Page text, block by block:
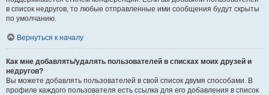
в список недругов, то любые отправленные ими сообщения будут скрыты
по умолчанию.
Вернуться к началу
Как мне добавлять/удалять пользователей в списках моих друзей и
недругов?
Вы можете добавлять пользователей в свой список двумя способами. В
профиле каждого пользователя есть ссылка для его добавления в список